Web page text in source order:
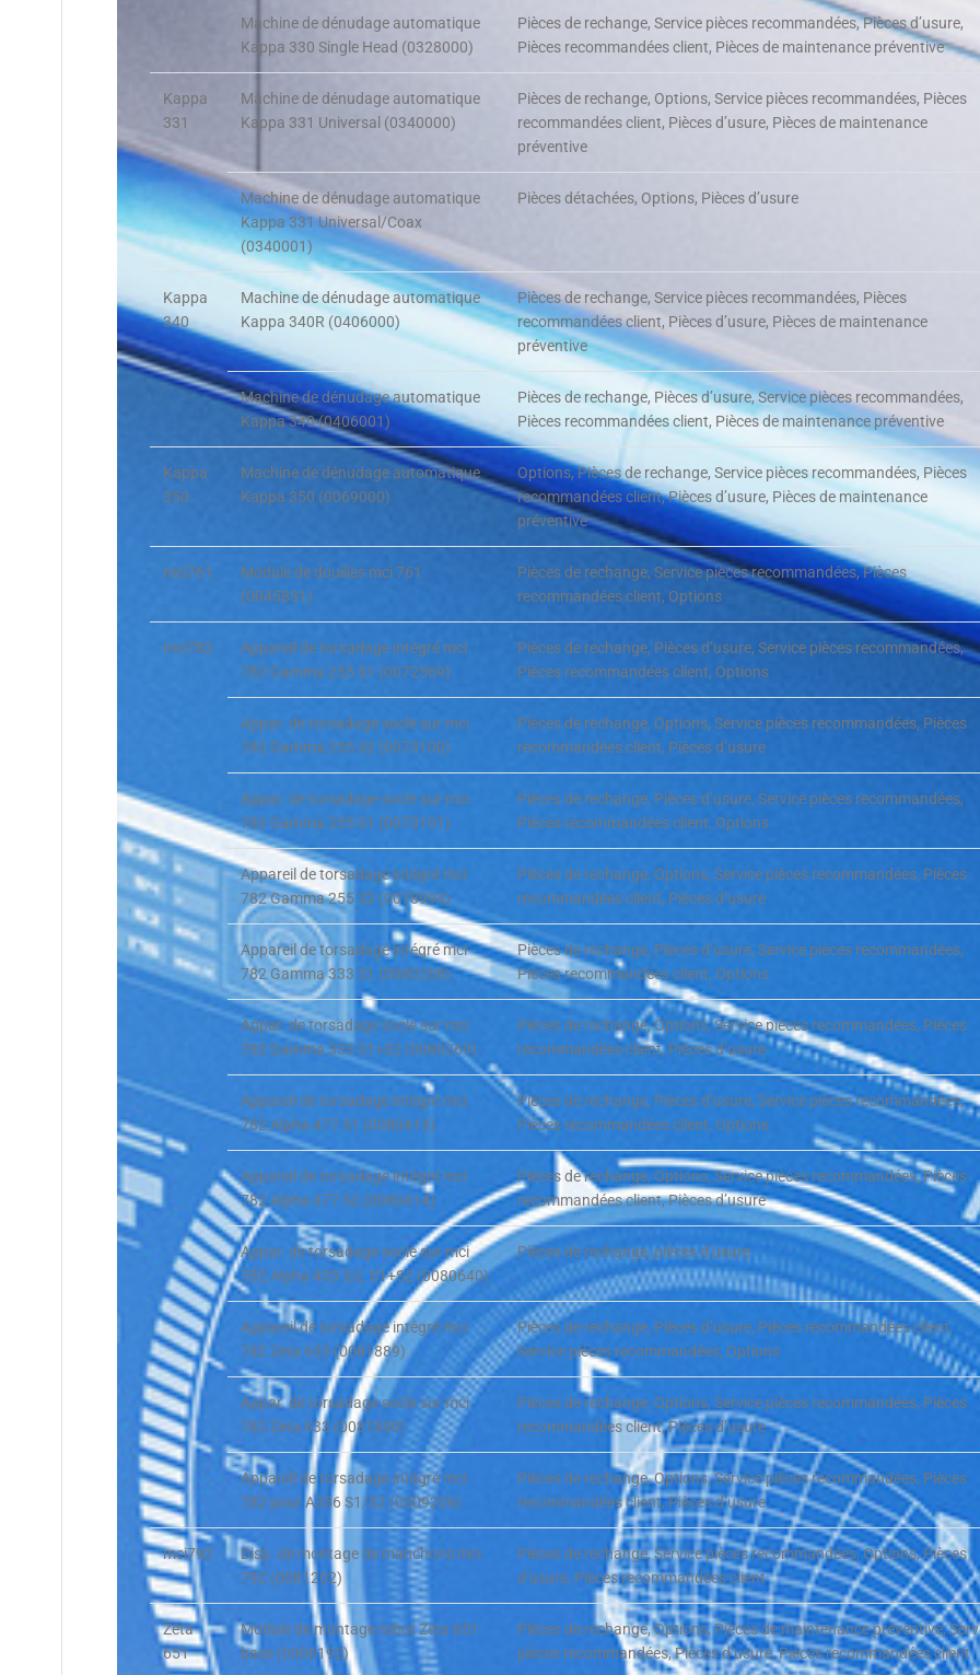
Machine de dénudage automatique
Kappa 330 Single Head (0328000)
Pièces de rechange, Service pièces recommandées, Pièces d’usure,
Pièces recommandées client, Pièces de maintenance préventive
Kappa
331
Machine de dénudage automatique
Kappa 331 Universal (0340000)
Pièces de rechange, Options, Service pièces recommandées, Pièces
recommandées client, Pièces d’usure, Pièces de maintenance
préventive
Machine de dénudage automatique
Kappa 331 Universal/Coax
(0340001)
Pièces détachées, Options, Pièces d’usure
Kappa
340
Machine de dénudage automatique
Kappa 340R (0406000)
Pièces de rechange, Service pièces recommandées, Pièces
recommandées client, Pièces d’usure, Pièces de maintenance
préventive
Machine de dénudage automatique
Kappa 340 (0406001)
Pièces de rechange, Pièces d’usure, Service pièces recommandées,
Pièces recommandées client, Pièces de maintenance préventive
Kappa
350
Machine de dénudage automatique
Kappa 350 (0069000)
Options, Pièces de rechange, Service pièces recommandées, Pièces
recommandées client, Pièces d’usure, Pièces de maintenance
préventive
mci761
Module de douilles mci 761
(0045831)
Pièces de rechange, Service pièces recommandées, Pièces
recommandées client, Options
mci782
Appareil de torsadage intégré mci
782 Gamma 255 S1 (0072569)
Pièces de rechange, Pièces d’usure, Service pièces recommandées,
Pièces recommandées client, Options
Appar. de torsadage socle sur mci
782 Gamma 255 S2 (0073100)
Pièces de rechange, Options, Service pièces recommandées, Pièces
recommandées client, Pièces d’usure
Appar. de torsadage socle sur mci
782 Gamma 255 S1 (0073101)
Pièces de rechange, Pièces d’usure, Service pièces recommandées,
Pièces recommandées client, Options
Appareil de torsadage intégré mci
782 Gamma 255 S2 (0078994)
Pièces de rechange, Options, Service pièces recommandées, Pièces
recommandées client, Pièces d’usure
Appareil de torsadage intégré mci
782 Gamma 333 S1 (0080268)
Pièces de rechange, Pièces d’usure, Service pièces recommandées,
Pièces recommandées client, Options
Appar. de torsadage socle sur mci
782 Gamma 333 S1+S2 (0080269)
Pièces de rechange, Options, Service pièces recommandées, Pièces
recommandées client, Pièces d’usure
Appareil de torsadage intégré mci
782 Alpha 477 S1 (0080413)
Pièces de rechange, Pièces d’usure, Service pièces recommandées,
Pièces recommandées client, Options
Appareil de torsadage intégré mci
782 Alpha 477 S2 (0080414)
Pièces de rechange, Options, Service pièces recommandées, Pièces
recommandées client, Pièces d’usure
Appar. de torsadage socle sur mci
782 Alpha 433 S/L S1+S2 (0080640)
Pièces de rechange, pièces d’usure
Appareil de torsadage intégré mci
782 Zeta 633 (0081889)
Pièces de rechange, Pièces d’usure, Pièces recommandées client,
Service pièces recommandées, Options
Appar. de torsadage socle sur mci
782 Zeta 633 (0081890)
Pièces de rechange, Options, Service pièces recommandées, Pièces
recommandées client, Pièces d’usure
Appareil de torsadage intégré mci
782 pour A356 S1/S2 (0309206)
Pièces de rechange, Options, Service pièces recommandées, Pièces
recommandées client, Pièces d’usure
mci792
Disp. de montage de manchons mci
792 (0081202)
Pièces de rechange, Service pièces recommandées, Options, Pièces
d’usure, Pièces recommandées client
Zêta
651
Module de montage robot Zeta 651
base (0306192)
Pièces de rechange, Options, Pièces de maintenance préventive,
pièces recommandées, Pièces d’usure, Pièces recommandées client